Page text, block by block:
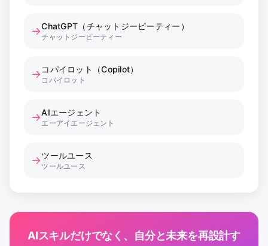
→ChatGPT（チャットジーピーティー）
チャットジーピーティー
→コパイロット（Copilot）
コパイロット
→AIエージェント
エーアイエージェント
→ツールユース
ツールユース
AIスキルだけでなく、自分と未来を再設計す